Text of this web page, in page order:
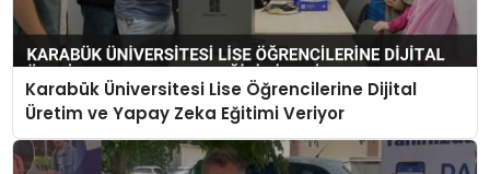
Karabük Üniversitesi Lise Öğrencilerine Dijital
Üretim ve Yapay Zeka Eğitimi Veriyor